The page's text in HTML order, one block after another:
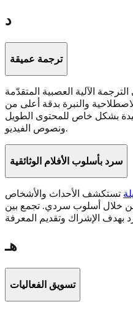
د
ترجمة عميقة
الآلية العصبية المتقدّمة
والنبرة بدقة أعلى من
بشكل خاص للمحتوى الطويل
ونصوص الفيديو.
سرد بأسلوب الأفلام الوثائقية
تستكشف الأحداث والأشخاص
خلال أسلوب سردي. تجمع بين
هـ
تسويق الفعاليات